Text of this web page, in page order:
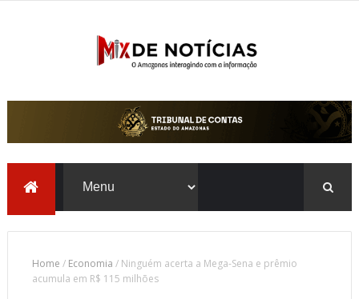
Home / Economia / Ninguém acerta a Mega-Sena e prêmio
acumula em R$ 115 milhões